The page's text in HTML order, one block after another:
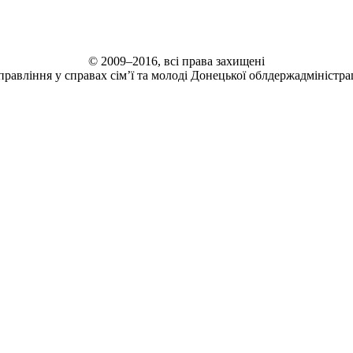
© 2009–2016, всі права захищені
у справах сім’ї та молоді Донецької